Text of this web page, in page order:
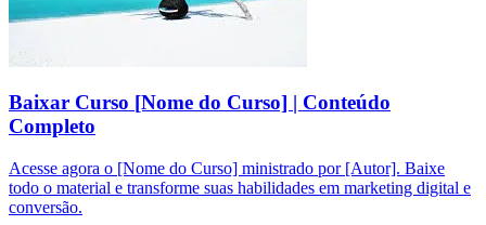
Baixar Curso [Nome do Curso] | Conteúdo
Completo
Acesse agora o [Nome do Curso] ministrado por [Autor]. Baixe
todo o material e transforme suas habilidades em marketing digital e
conversão.